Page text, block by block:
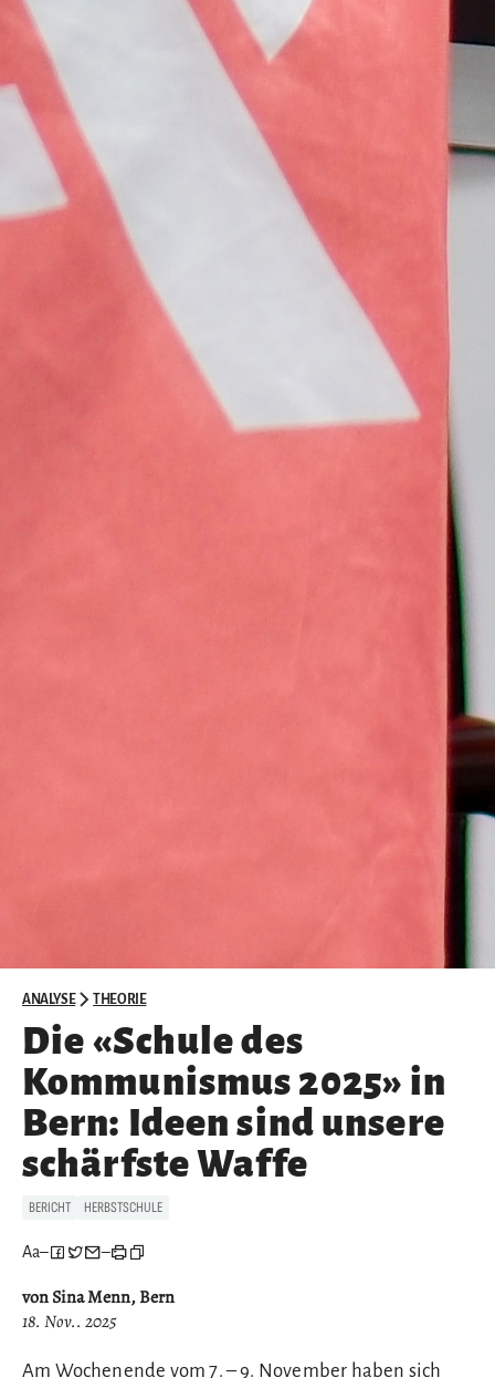
ANALYSE THEORIE
Die «Schule des
Kommunismus 2025» in
Bern: Ideen sind unsere
schärfste Waffe
BERICHT HERBSTSCHULE
Aa– –
von Sina Menn, Bern
18. Nov.. 2025
Am Wochenende vom 7. – 9. November haben sich